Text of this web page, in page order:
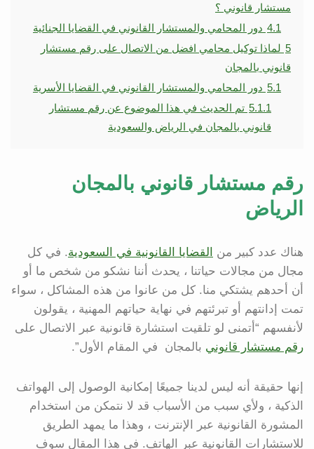
مستشار قانوني ؟
4.1 دور المحامي والمستشار القانوني في القضايا الجنائية
5 لماذا توكيل محامي افضل من الاتصال على رقم مستشار
قانوني بالمجان
5.1 دور المحامي والمستشار القانوني في القضايا الأسرية
5.1.1 تم الحديث في هذا الموضوع عن رقم مستشار
قانوني بالمجان في الرياض والسعودية
رقم مستشار قانوني بالمجان
الرياض
هناك عدد كبير من القضايا القانونية في السعودية. في كل
مجال من مجالات حياتنا ، يحدث أننا نشكو من شخص ما أو
أن أحدهم يشتكي منا. كل من عانوا من هذه المشاكل ، سواء
تمت إدانتهم أو تبرئتهم في نهاية حياتهم المهنية ، يقولون
لأنفسهم “أتمنى لو تلقيت استشارة قانونية عبر الاتصال على
رقم مستشار قانوني بالمجان في المقام الأول”.
إنها حقيقة أنه ليس لدينا جميعًا إمكانية الوصول إلى الهواتف
الذكية ، ولأي سبب من الأسباب قد لا نتمكن من استخدام
المشورة القانونية عبر الإنترنت ، وهذا ما يمهد الطريق
للاستشارات القانونية عبر الهاتف. في هذا المقال سوف